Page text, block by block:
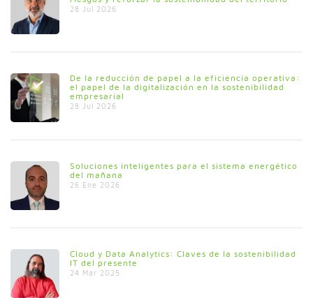
28 Jul 2026
De la reducción de papel a la eficiencia operativa:
el papel de la digitalización en la sostenibilidad
empresarial
28 Jul 2026
Soluciones inteligentes para el sistema energético
del mañana
26 Ene 2026
Cloud y Data Analytics: Claves de la sostenibilidad
IT del presente
24 Mar 2025